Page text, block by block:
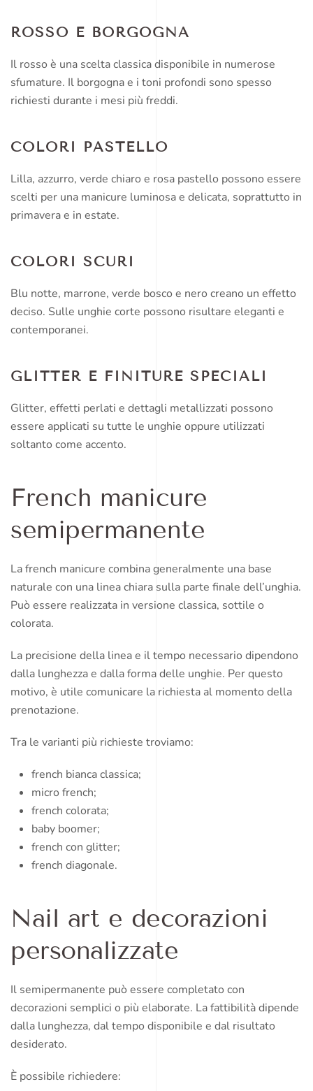
ROSSO E BORGOGNA
Il rosso è una scelta classica disponibile in numerose
sfumature. Il borgogna e i toni profondi sono spesso
richiesti durante i mesi più freddi.
COLORI PASTELLO
Lilla, azzurro, verde chiaro e rosa pastello possono essere
scelti per una manicure luminosa e delicata, soprattutto in
primavera e in estate.
COLORI SCURI
Blu notte, marrone, verde bosco e nero creano un effetto
deciso. Sulle unghie corte possono risultare eleganti e
contemporanei.
GLITTER E FINITURE SPECIALI
Glitter, effetti perlati e dettagli metallizzati possono
essere applicati su tutte le unghie oppure utilizzati
soltanto come accento.
French manicure
semipermanente
La french manicure combina generalmente una base
naturale con una linea chiara sulla parte finale dell’unghia.
Può essere realizzata in versione classica, sottile o
colorata.
La precisione della linea e il tempo necessario dipendono
dalla lunghezza e dalla forma delle unghie. Per questo
motivo, è utile comunicare la richiesta al momento della
prenotazione.
Tra le varianti più richieste troviamo:
french bianca classica;
micro french;
french colorata;
baby boomer;
french con glitter;
french diagonale.
Nail art e decorazioni
personalizzate
Il semipermanente può essere completato con
decorazioni semplici o più elaborate. La fattibilità dipende
dalla lunghezza, dal tempo disponibile e dal risultato
desiderato.
È possibile richiedere: